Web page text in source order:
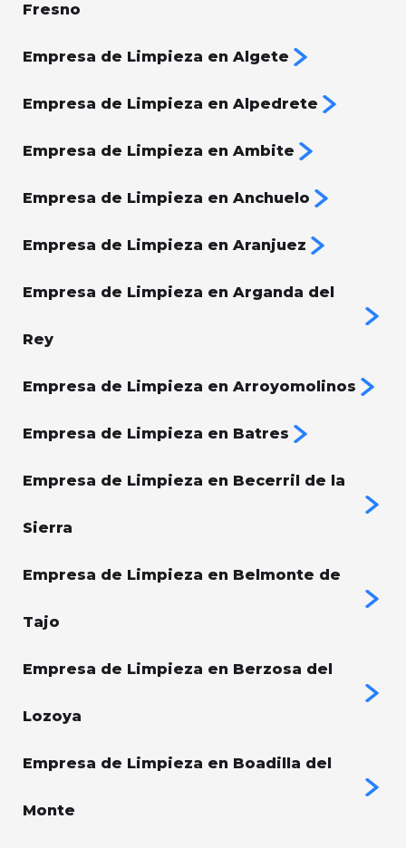
Fresno
Empresa de Limpieza en Algete
Empresa de Limpieza en Alpedrete
Empresa de Limpieza en Ambite
Empresa de Limpieza en Anchuelo
Empresa de Limpieza en Aranjuez
Empresa de Limpieza en Arganda del
Rey
Empresa de Limpieza en Arroyomolinos
Empresa de Limpieza en Batres
Empresa de Limpieza en Becerril de la
Sierra
Empresa de Limpieza en Belmonte de
Tajo
Empresa de Limpieza en Berzosa del
Lozoya
Empresa de Limpieza en Boadilla del
Monte